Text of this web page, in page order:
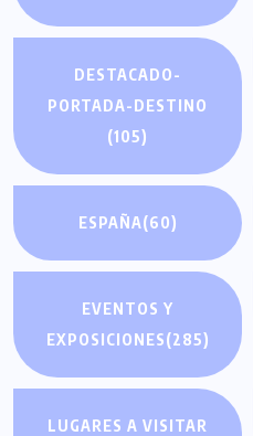
DESTACADO-
PORTADA-DESTINO
(105)
ESPAÑA(60)
EVENTOS Y
EXPOSICIONES(285)
LUGARES A VISITAR